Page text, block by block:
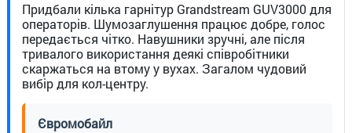
Придбали кілька гарнітур Grandstream GUV3000 для
операторів. Шумозаглушення працює добре, голос
передається чітко. Навушники зручні, але після
тривалого використання деякі співробітники
скаржаться на втому у вухах. Загалом чудовий
вибір для кол-центру.
Євромобайл